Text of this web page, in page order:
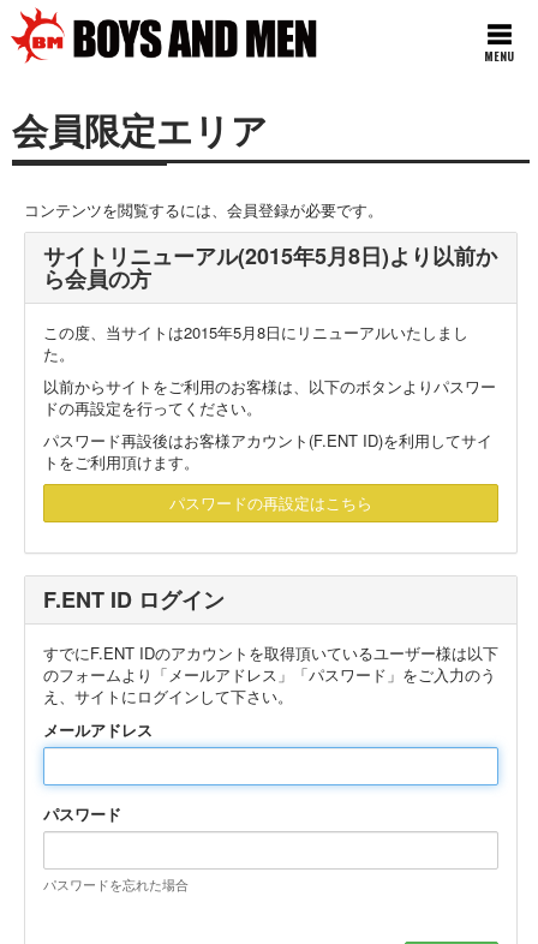
MENU
会員限定エリア
コンテンツを閲覧するには、会員登録が必要です。
サイトリニューアル(2015年5月8日)より以前か
ら会員の方
この度、当サイトは2015年5月8日にリニューアルいたしまし
た。
以前からサイトをご利用のお客様は、以下のボタンよりパスワー
ドの再設定を行ってください。
パスワード再設後はお客様アカウント(F.ENT ID)を利用してサイ
トをご利用頂けます。
パスワードの再設定はこちら
F.ENT ID ログイン
すでにF.ENT IDのアカウントを取得頂いているユーザー様は以下
のフォームより「メールアドレス」「パスワード」をご入力のう
え、サイトにログインして下さい。
メールアドレス
パスワード
パスワードを忘れた場合